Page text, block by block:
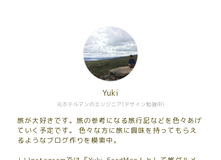
元ホテルマンのエンジニア(デザイン勉強中)
Yuki
旅が大好きです。旅の参考になる旅行記などを色々あげ
ていく予定です。 色々な方に旅に興味を持ってもらえ
るようなブログ作りを模索中。